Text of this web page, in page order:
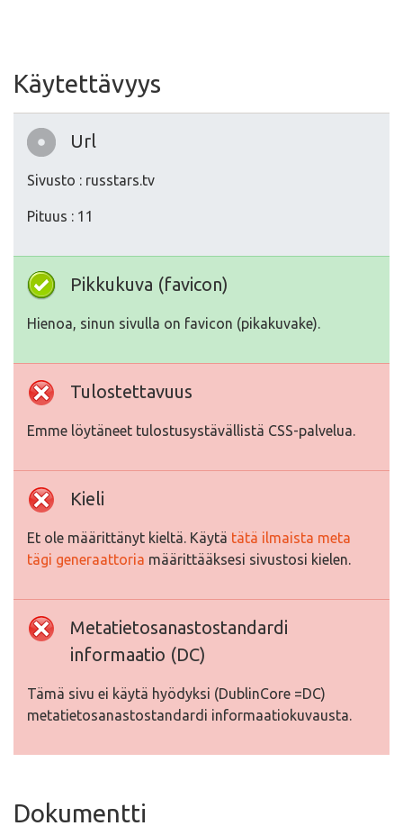
Käytettävyys
Url
Sivusto : russtars.tv
Pituus : 11
Pikkukuva (favicon)
Hienoa, sinun sivulla on favicon (pikakuvake).
Tulostettavuus
Emme löytäneet tulostusystävällistä CSS-palvelua.
Kieli
Et ole määrittänyt kieltä. Käytä tätä ilmaista meta
tägi generaattoria määrittääksesi sivustosi kielen.
Metatietosanastostandardi
informaatio (DC)
Tämä sivu ei käytä hyödyksi (DublinCore =DC)
metatietosanastostandardi informaatiokuvausta.
Dokumentti